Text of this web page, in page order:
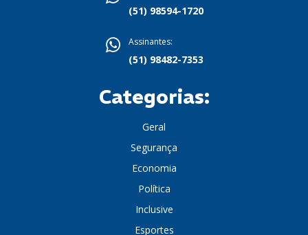
(51) 98594-1720
Assinantes:
(51) 98482-7353
Categorias:
Geral
Segurança
Economia
Política
Inclusive
Esportes